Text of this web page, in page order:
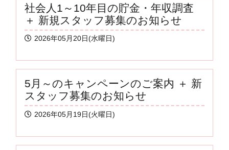
社会人1～10年目の貯金・年収調査
＋ 新規スタッフ募集のお知らせ
2026年05月20日(水曜日)
5月～のキャンペーンのご案内 ＋ 新
スタッフ募集のお知らせ
2026年05月19日(火曜日)